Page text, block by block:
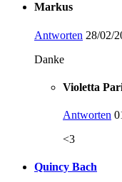
Markus
Antworten 28/02/
Danke
Violetta
Antworten
<3
Quincy Bach